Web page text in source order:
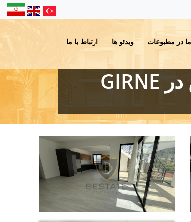
ما در مطبوعات ویدئو ها ارتباط با ما
آپارتمان 3+1 با تراس با چشم انداز برای فروش در GIRNE